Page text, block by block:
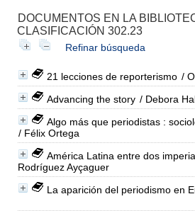
DOCUMENTOS EN LA
CLASIFICACIÓN 302.23
Refinar búsqueda
21 lecciones de reporterismo /
Advancing the story / Debora
Algo más que periodistas :
/ Félix Ortega
América Latina entre dos
Rodríguez Ayçaguer
La aparición del periodismo en